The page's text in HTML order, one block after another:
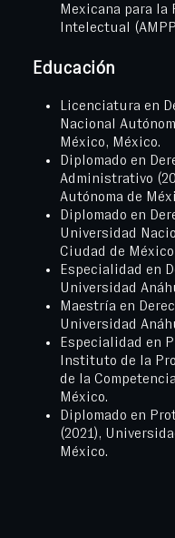
Mexicana para la
Intelectual
Educación
Licenciatura en
Nacional
México, México.
Diplomado en
Administrativo
Autónoma de
Diplomado en
Universidad
Ciudad de
Especialidad en
Universidad
Maestría en
Universidad
Especialidad en
Instituto de la
de la
México.
Diplomado en
(2021),
México.